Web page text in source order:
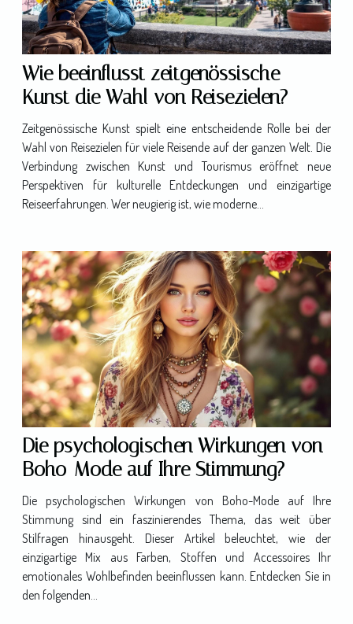
Wie beeinflusst zeitgenössische
Kunst die Wahl von Reisezielen?
Zeitgenössische Kunst spielt eine entscheidende Rolle bei der
Wahl von Reisezielen für viele Reisende auf der ganzen Welt. Die
Verbindung zwischen Kunst und Tourismus eröffnet neue
Perspektiven für kulturelle Entdeckungen und einzigartige
Reiseerfahrungen. Wer neugierig ist, wie moderne...
Die psychologischen Wirkungen von
Boho-Mode auf Ihre Stimmung?
Die psychologischen Wirkungen von Boho-Mode auf Ihre
Stimmung sind ein faszinierendes Thema, das weit über
Stilfragen hinausgeht. Dieser Artikel beleuchtet, wie der
einzigartige Mix aus Farben, Stoffen und Accessoires Ihr
emotionales Wohlbefinden beeinflussen kann. Entdecken Sie in
den folgenden...